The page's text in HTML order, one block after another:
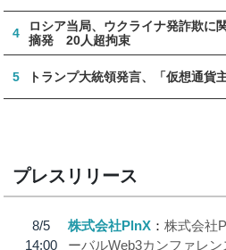
4
ロシア当局、ウクライナ発詐欺に
摘発 20人超拘束
5 トランプ大統領発言、「仮想通貨
プレスリリース
8/5
14:00
株式会社PlnX
株式会社
ーバルWeb3カンファレ